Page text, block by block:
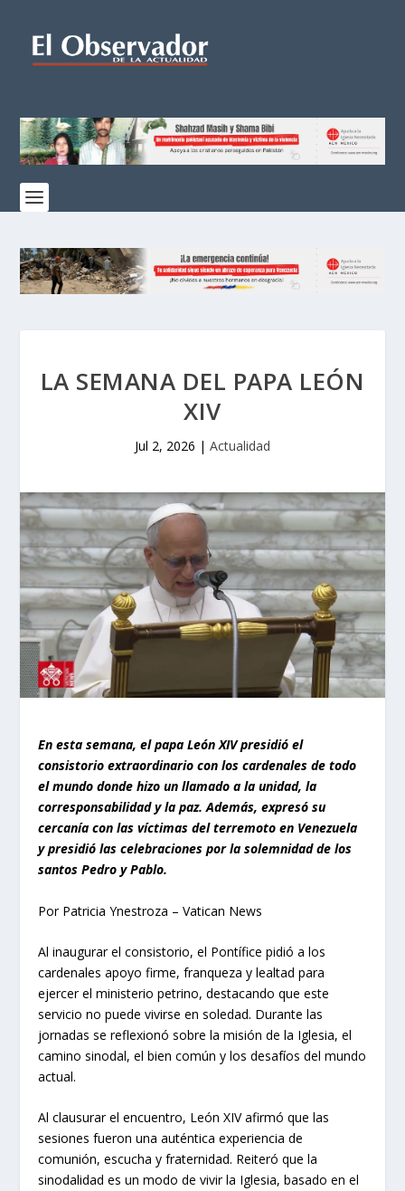
LA SEMANA DEL PAPA LEÓN
XIV
Jul 2, 2026 | Actualidad
En esta semana, el papa León XIV presidió el
consistorio extraordinario con los cardenales de todo
el mundo donde hizo un llamado a la unidad, la
corresponsabilidad y la paz. Además, expresó su
cercanía con las víctimas del terremoto en Venezuela
y presidió las celebraciones por la solemnidad de los
santos Pedro y Pablo.
Por Patricia Ynestroza – Vatican News
Al inaugurar el consistorio, el Pontífice pidió a los
cardenales apoyo firme, franqueza y lealtad para
ejercer el ministerio petrino, destacando que este
servicio no puede vivirse en soledad. Durante las
jornadas se reflexionó sobre la misión de la Iglesia, el
camino sinodal, el bien común y los desafíos del mundo
actual.
Al clausurar el encuentro, León XIV afirmó que las
sesiones fueron una auténtica experiencia de
comunión, escucha y fraternidad. Reiteró que la
sinodalidad es un modo de vivir la Iglesia, basado en el